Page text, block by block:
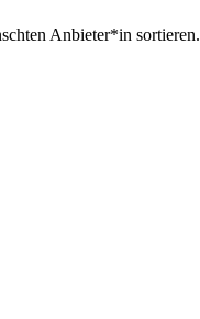
Anbieter*in sortieren.